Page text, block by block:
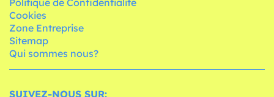
Politique de Confidentialité
Cookies
Zone Entreprise
Sitemap
Qui sommes nous?
SUIVEZ-NOUS SUR: